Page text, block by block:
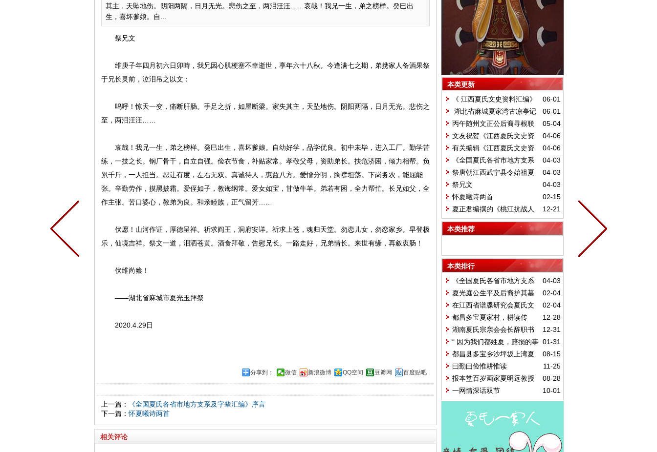
其主，天坠地伤。阴阳两隔，日月无光。悲伤之至，两泪汪汪……哀哉！我兄一生，弟之榜样。癸巳出
生，喜坏爹娘。自...
祭兄文
维庚子年四月初六日卯時，我兄因心肌梗塞不幸逝世，享年六十八秋。今逢满七之期，弟携家人备酒果祭
于兄长灵前，泣泪吊之以文：
呜呼！惊天一变，痛断肝肠。手足之折，如屋断梁。家失其主，天坠地伤。阴阳两隔，日月无光。悲伤之
至，两泪汪汪……
哀哉！我兄一生，弟之榜样。癸巳出生，喜坏爹娘。自幼好学，品学优良。初中未毕，进入工厂。勤学苦
练，一技之长。钢厂骨干，自立自强。俭衣节食，补贴家常。孝敬父母，资助弟长。扶危济困，倾力相帮。负
累千斤，一人担当。忍让有度，左右无双。真诚待人，惠益八方。爱憎分明，胸襟坦荡。下岗务农，能屈能
张。辛勤劳作，摸黑披霜。爱侄如子，教诲纲常。爱女如宝，甘做牛羊。弟若有困，全力帮忙。长兄如父，全
作主张。苦口婆心，教弟为良。和亲睦族，正气留芳……
伏愿！山河作证，厚德呈祥。祈求阎王，洞府安详。祈求上苍，魂归天堂。勿恋儿女，勿恋家乡。早登极
乐，仙境吉祥。祭文一道，泪洒苍黄。酒食拜敬，告慰兄长。一路走好，兄弟情长。来世有缘，再叙衷肠！
伏维尚飨！
――湖北省麻城市夏光玉拜祭
2020.4.29日
分享到： 微信 新浪微博 QQ空间 豆瓣网 百度贴吧
上一篇：
《全国夏氏各省市地方支系及字辈汇编》序言
下一篇：怀夏曦诗两首
相关评论
本类更新
06-01
《 江西夏氏文史资料汇编》
终于出版发行
06-01
湖北省麻城夏家湾古凉亭记
05-04
丙午随州文正公后裔寻根联
谊长歌
04-06
文友祝贺《江西夏氏文史资
料汇编》出版
04-06
有关编辑《江西夏氏文史资
料汇编》讨论意见建议
04-03
《全国夏氏各省市地方支系
及字辈汇编》序言
04-03
祭唐朝江西武宁县令始祖夏
光庭公文
04-03
祭兄文
02-15
怀夏曦诗两首
12-21
夏正君编撰的《桃江抗战人
物》出版
本类推荐
本类排行
04-03
《全国夏氏各省市地方支系
及字辈汇编》序言
02-04
夏光庭公生平及后裔护其墓
记
02-04
在江西省谱牒研究会夏氏文
史委员会成立大会上的总结性发言
12-28
都昌多宝夏家村，耕读传
家、人才辈出
12-31
湖南夏氏宗亲会会长辞职书
01-31
“ 因为我们都姓夏，赔损的事
情就算了吧!”
08-15
都昌县多宝乡沙坪坂上湾夏
家村重建祖堂序（讨论稿）
11-25
曰勤曰俭惟耕惟读
08-28
报本堂百岁画家夏明远教授
艺术年表
10-01
一网情深话双节